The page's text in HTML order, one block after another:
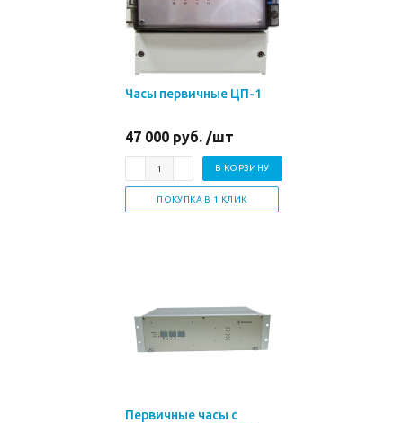
Часы первичные ЦП-1
47 000 руб. /шт
В КОРЗИНУ
ПОКУПКА В 1 КЛИК
Первичные часы с